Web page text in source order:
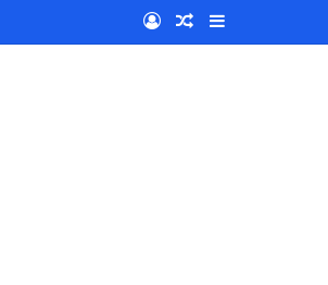
Log InRandom Article